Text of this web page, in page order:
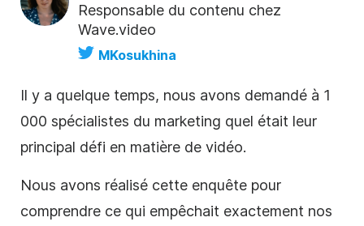
Responsable du contenu chez
Wave.video
MKosukhina
Il y a quelque temps, nous avons demandé à 1
000 spécialistes du marketing quel était leur
principal défi en matière de vidéo.
Nous avons réalisé cette enquête pour
comprendre ce qui empêchait exactement nos